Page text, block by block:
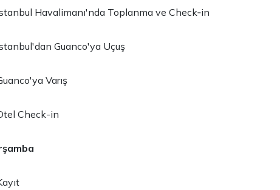
Havalimanı'nda Toplanma ve Check‐in
Guanco'ya Uçuş
Varış
Check-in